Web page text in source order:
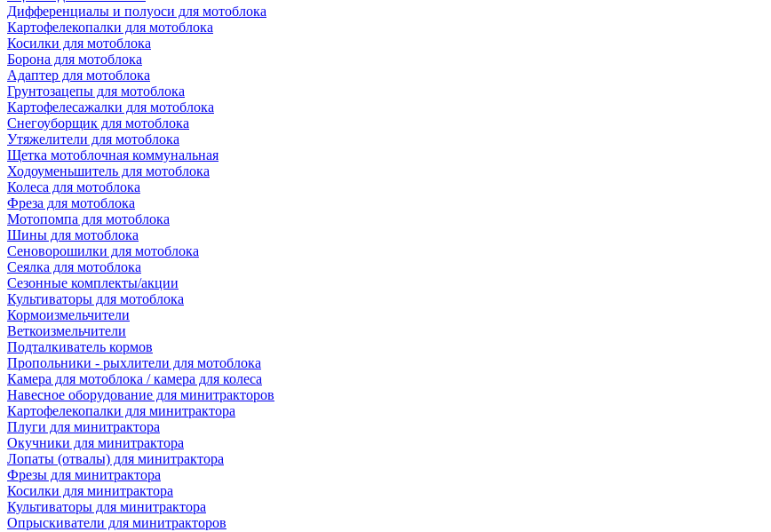
Дифференциалы и полуоси для мотоблока
Картофелекопалки для мотоблока
Косилки для мотоблока
Борона для мотоблока
Адаптер для мотоблока
Грунтозацепы для мотоблока
Картофелесажалки для мотоблока
Снегоуборщик для мотоблока
Утяжелители для мотоблока
Щетка мотоблочная коммунальная
Ходоуменьшитель для мотоблока
Колеса для мотоблока
Фреза для мотоблока
Мотопомпа для мотоблока
Шины для мотоблока
Сеноворошилки для мотоблока
Сеялка для мотоблока
Сезонные комплекты/акции
Культиваторы для мотоблока
Кормоизмельчители
Веткоизмельчители
Подталкиватель кормов
Пропольники - рыхлители для мотоблока
Камера для мотоблока / камера для колеса
Навесное оборудование для минитракторов
Картофелекопалки для минитрактора
Плуги для минитрактора
Окучники для минитрактора
Лопаты (отвалы) для минитрактора
Фрезы для минитрактора
Косилки для минитрактора
Культиваторы для минитрактора
Опрыскиватели для минитракторов